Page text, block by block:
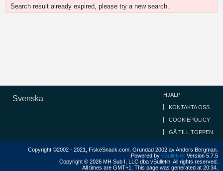
Search result already expired, please try a new search.
Svenska HJÄLP
KONTAKTA OSS
COOKIEPOLICY
GÅ TILL TOPPEN
Copyright ©2002 - 2021, FiskeSnack.com. Grundad 2002 av Anders Bergman.
Powered by vBulletin® Version 5.7.5
Copyright © 2026 MH Sub I, LLC dba vBulletin. All rights reserved.
All times are GMT+1. This page was generated at 20:34.